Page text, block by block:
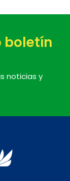
boletín
noticias y